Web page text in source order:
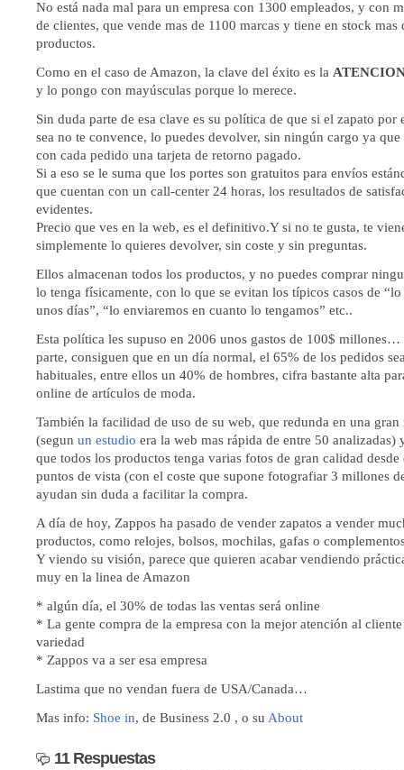
No está nada mal para un empresa con 1300 empleados, y con
de clientes, que vende mas de 1100 marcas y tiene en stock
productos.
Como en el caso de Amazon, la clave del éxito es la
y lo pongo con mayúsculas porque lo merece.
Sin duda parte de esa clave es su política de que si el zapato por
sea no te convence, lo puedes devolver, sin ningún cargo ya
con cada pedido una tarjeta de retorno pagado.
Si a eso se le suma que los portes son gratuitos para envíos
que cuentan con un call-center 24 horas, los resultados de
evidentes.
Precio que ves en la web, es el definitivo.Y si no te gusta, te
simplemente lo quieres devolver, sin coste y sin preguntas.
Ellos almacenan todos los productos, y no puedes comprar
lo tenga físicamente, con lo que se evitan los típicos casos de
unos días”, “lo enviaremos en cuanto lo tengamos” etc..
Esta política les supuso en 2006 unos gastos de 100$
parte, consiguen que en un día normal, el 65% de los pedidos
habituales, entre ellos un 40% de hombres, cifra bastante alta
online de artículos de moda.
También la facilidad de uso de su web, que redunda en una gran
(segun un estudio era la web mas rápida de entre 50 analizadas)
que todos los productos tenga varias fotos de gran calidad desde
puntos de vista (con el coste que supone fotografiar 3 millones
ayudan sin duda a facilitar la compra.
A día de hoy, Zappos ha pasado de vender zapatos a vender
productos, como relojes, bolsos, mochilas, gafas o
Y viendo su visión, parece que quieren acabar vendiendo
muy en la linea de Amazon
* algún día, el 30% de todas las ventas será online
* La gente compra de la empresa con la mejor atención al
variedad
* Zappos va a ser esa empresa
Lastima que no vendan fuera de USA/Canada…
Mas info: Shoe in, de Business 2.0 , o su About
11 Respuestas